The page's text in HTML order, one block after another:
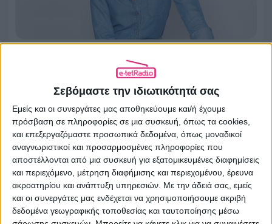
Σεβόμαστε την ιδιωτικότητά σας
Εμείς και οι συνεργάτες μας αποθηκεύουμε και/ή έχουμε
πρόσβαση σε πληροφορίες σε μια συσκευή, όπως τα cookies,
και επεξεργαζόμαστε προσωπικά δεδομένα, όπως μοναδικοί
αναγνωριστικοί και προσαρμοσμένες πληροφορίες που
αποστέλλονται από μια συσκευή για εξατομικευμένες διαφημίσεις
και περιεχόμενο, μέτρηση διαφήμισης και περιεχομένου, έρευνα
ακροατηρίου και ανάπτυξη υπηρεσιών. Με την άδειά σας, εμείς
και οι συνεργάτες μας ενδέχεται να χρησιμοποιήσουμε ακριβή
δεδομένα γεωγραφικής τοποθεσίας και ταυτοποίησης μέσω
«Εκτός Γηπέδου» στο Action 24 με τη
Βιργινία Δικαιούλια
30.07.2026 - 15:42